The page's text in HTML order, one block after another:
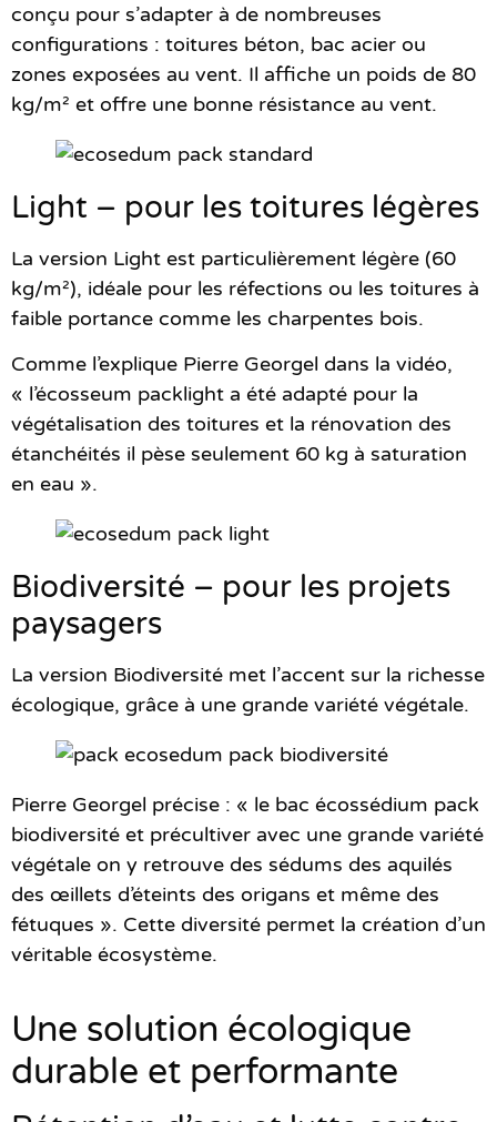
conçu pour s’adapter à de nombreuses
configurations : toitures béton, bac acier ou
zones exposées au vent. Il affiche un poids de 80
kg/m² et offre une bonne résistance au vent.
Light – pour les toitures légères
La version Light est particulièrement légère (60
kg/m²), idéale pour les réfections ou les toitures à
faible portance comme les charpentes bois.
Comme l’explique Pierre Georgel dans la vidéo,
« l’écosseum packlight a été adapté pour la
végétalisation des toitures et la rénovation des
étanchéités il pèse seulement 60 kg à saturation
en eau ».
Biodiversité – pour les projets
paysagers
La version Biodiversité met l’accent sur la richesse
écologique, grâce à une grande variété végétale.
Pierre Georgel précise : « le bac écossédium pack
biodiversité et précultiver avec une grande variété
végétale on y retrouve des sédums des aquilés
des œillets d’éteints des origans et même des
fétuques ». Cette diversité permet la création d’un
véritable écosystème.
Une solution écologique
durable et performante